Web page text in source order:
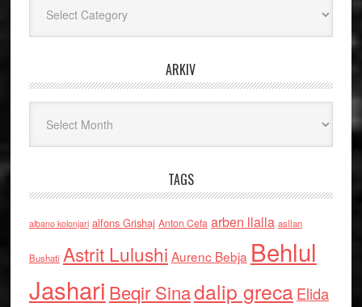
ARKIV
TAGS
albano kolonjari alfons Grishaj Anton Cefa arben llalla asllan
Bushati Astrit Lulushi Aurenc Bebja Behlul
Jashari Beqir Sinadalip grecaElida